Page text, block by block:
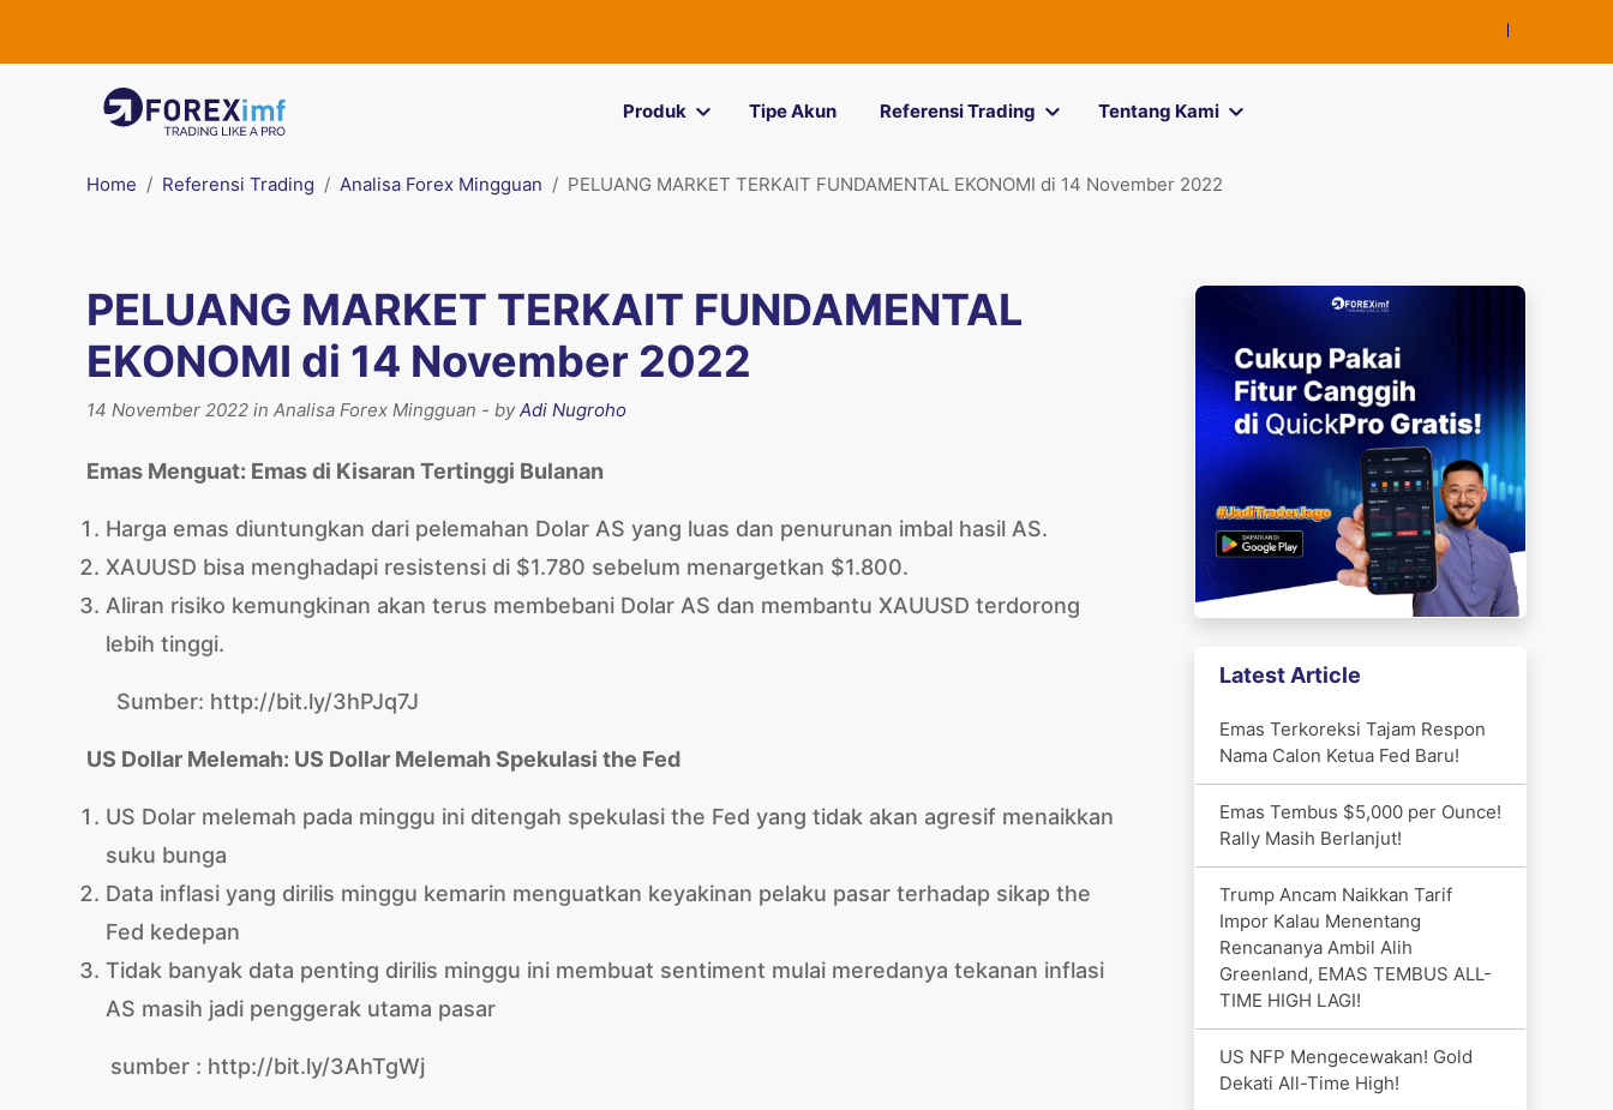
FOREXimf
Produk Tipe Akun Referensi Trading Tentang Kami
Home Referensi Trading Analisa Forex Mingguan PELUANG MARKET TERKAIT FUNDAMENTAL EKONOMI di 14 November 2022
PELUANG MARKET TERKAIT FUNDAMENTAL
EKONOMI di 14 November 2022
14 November 2022 in Analisa Forex Mingguan - byAdi Nugroho
Emas Menguat: Emas di Kisaran Tertinggi Bulanan
Harga emas diuntungkan dari pelemahan Dolar AS yang luas dan penurunan imbal hasil AS.
XAUUSD bisa menghadapi resistensi di $1.780 sebelum menargetkan $1.800.
Aliran risiko kemungkinan akan terus membebani Dolar AS dan membantu XAUUSD terdorong
lebih tinggi.
Sumber: http://bit.ly/3hPJq7J
US Dollar Melemah: US Dollar Melemah Spekulasi the Fed
US Dolar melemah pada minggu ini ditengah spekulasi the Fed yang tidak akan agresif menaikkan
suku bunga
Data inflasi yang dirilis minggu kemarin menguatkan keyakinan pelaku pasar terhadap sikap the
Fed kedepan
Tidak banyak data penting dirilis minggu ini membuat sentiment mulai meredanya tekanan inflasi
AS masih jadi penggerak utama pasar
sumber : http://bit.ly/3AhTgWj
Latest Article
Emas Terkoreksi Tajam Respon
Nama Calon Ketua Fed Baru!
Emas Tembus $5,000 per Ounce!
Rally Masih Berlanjut!
Trump Ancam Naikkan Tarif
Impor Kalau Menentang
Rencananya Ambil Alih
Greenland, EMAS TEMBUS ALL-
TIME HIGH LAGI!
US NFP Mengecewakan! Gold
Dekati All-Time High!